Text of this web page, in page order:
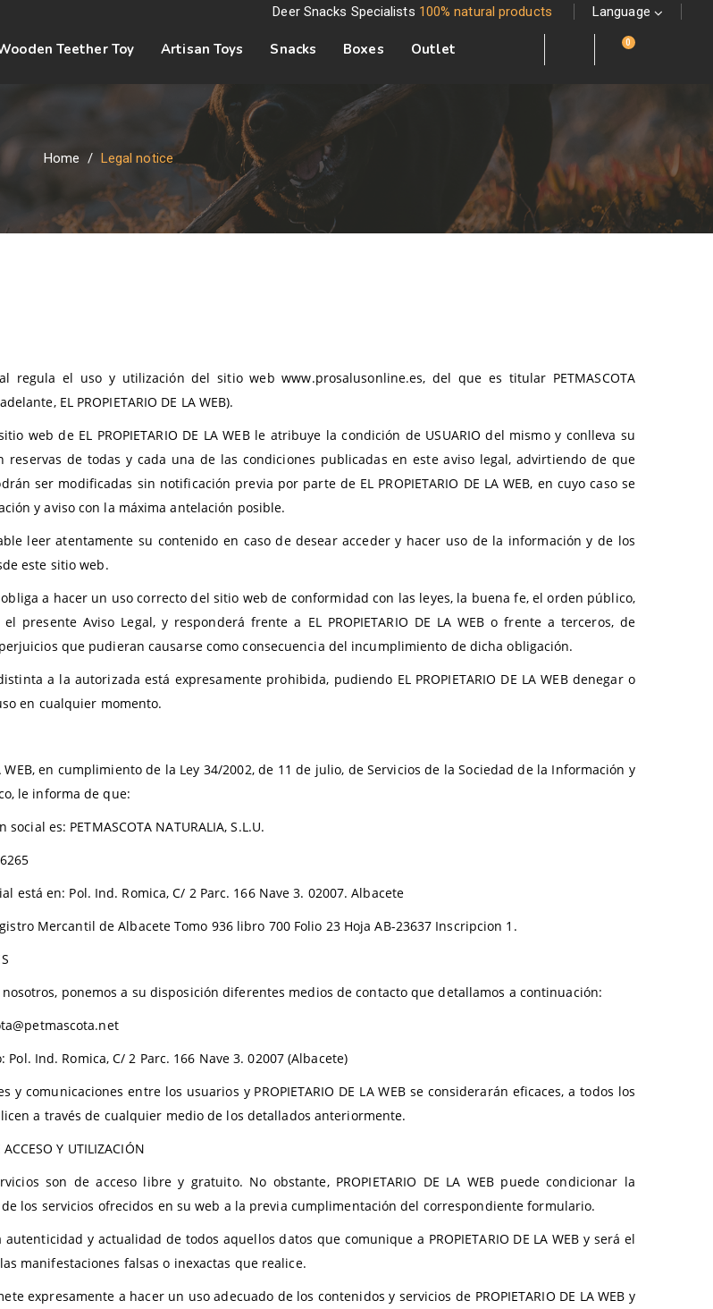
Deer Snacks Specialists 100% natural products Language
0
Teether Toy Artisan Toys Snacks Boxes Outlet
Home Legal notice
regula el uso y utilización del sitio web www.prosalusonline.es, del que es titular PETMASCOTA
EL PROPIETARIO DE LA WEB).
web de EL PROPIETARIO DE LA WEB le atribuye la condición de USUARIO del mismo y conlleva su
reservas de todas y cada una de las condiciones publicadas en este aviso legal, advirtiendo de que
ser modificadas sin notificación previa por parte de EL PROPIETARIO DE LA WEB, en cuyo caso se
y aviso con la máxima antelación posible.
leer atentamente su contenido en caso de desear acceder y hacer uso de la información y de los
este sitio web.
a hacer un uso correcto del sitio web de conformidad con las leyes, la buena fe, el orden público,
presente Aviso Legal, y responderá frente a EL PROPIETARIO DE LA WEB o frente a terceros, de
que pudieran causarse como consecuencia del incumplimiento de dicha obligación.
a la autorizada está expresamente prohibida, pudiendo EL PROPIETARIO DE LA WEB denegar o
en cualquier momento.
WEB, en cumplimiento de la Ley 34/2002, de 11 de julio, de Servicios de la Sociedad de la Información y
le informa de que:
es: PETMASCOTA NATURALIA, S.L.U.
en: Pol. Ind. Romica, C/ 2 Parc. 166 Nave 3. 02007. Albacete
Mercantil de Albacete Tomo 936 libro 700 Folio 23 Hoja AB-23637 Inscripcion 1.
ponemos a su disposición diferentes medios de contacto que detallamos a continuación:
Ind. Romica, C/ 2 Parc. 166 Nave 3. 02007 (Albacete)
y comunicaciones entre los usuarios y PROPIETARIO DE LA WEB se considerarán eficaces, a todos los
a través de cualquier medio de los detallados anteriormente.
Y UTILIZACIÓN
son de acceso libre y gratuito. No obstante, PROPIETARIO DE LA WEB puede condicionar la
los servicios ofrecidos en su web a la previa cumplimentación del correspondiente formulario.
y actualidad de todos aquellos datos que comunique a PROPIETARIO DE LA WEB y será el
manifestaciones falsas o inexactas que realice.
expresamente a hacer un uso adecuado de los contenidos y servicios de PROPIETARIO DE LA WEB y